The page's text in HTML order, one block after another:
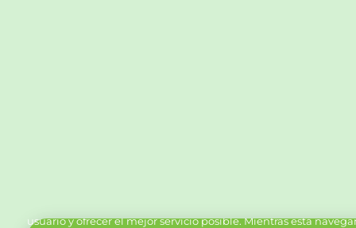
usuario y ofrecer el mejor servicio posible. Mientras está